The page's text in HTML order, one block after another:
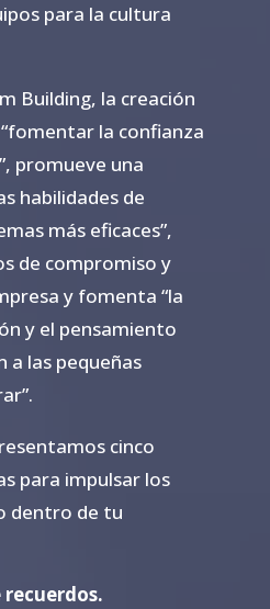
para la cultura
Building, la creación
la confianza
promueve una
habilidades de
más eficaces”,
de compromiso y
y fomenta “la
y el pensamiento
a las pequeñas
cinco
para impulsar los
dentro de tu